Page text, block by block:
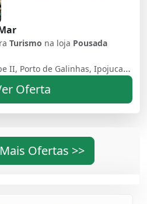
Turismo na loja Pousada
Rua dos Baobas, 7, Merepe II, Porto de Galinhas, Ipojuca, 55590-000, Brasil
Oferta
Ofertas >>